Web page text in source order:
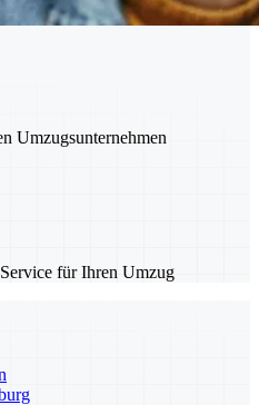
Umzugsunternehmen
für Ihren Umzug